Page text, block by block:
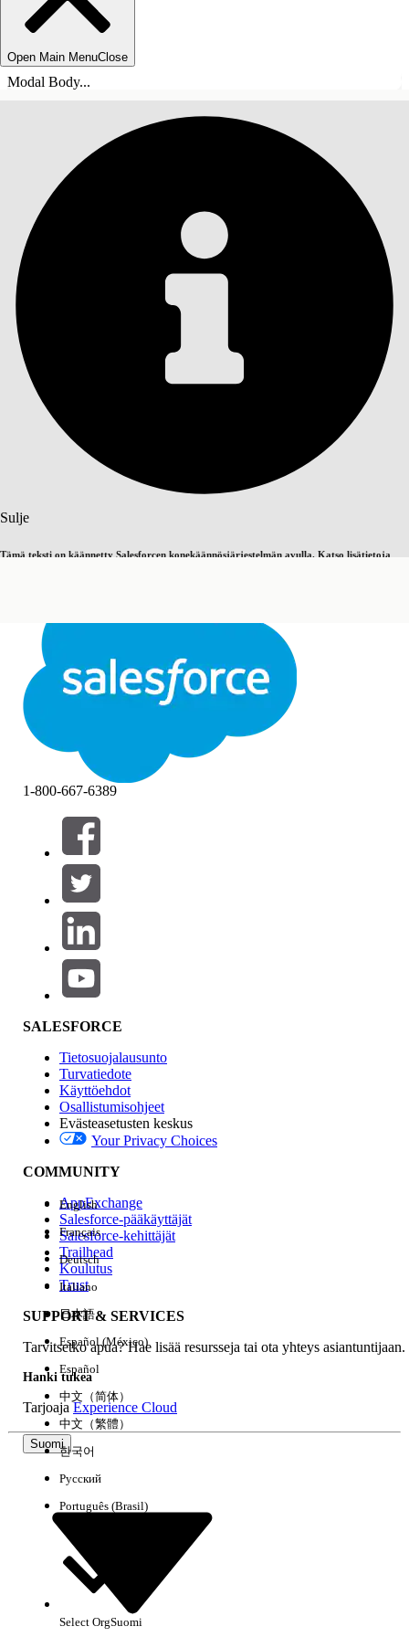
Open Main MenuClose
Modal Body...
Sulje
Tämä teksti on käännetty Salesforcen konekäännösjärjestelmän avulla. Katso lisätietoja
Sulje
SISÄLLYSLUETTELO
Suodattimet (0)
VALITSE SUODATTIMET
Tuotealue
Ominaisuuden vaikutus
Edition
Kokemus
Tyhjennä kaikki Valmis
1-800-667-6389
SALESFORCE
Tietosuojalausunto
Turvatiedote
Käyttöehdot
Osallistumisohjeet
Evästeasetusten keskus
Your Privacy Choices
COMMUNITY
AppExchange
Salesforce-pääkäyttäjät
Salesforce-kehittäjät
Trailhead
Koulutus
Trust
SUPPORT & SERVICES
Tarvitsetko apua? Hae lisää resursseja tai ota yhteys asiantuntijaan.
Hanki tukea
TarjoajaExperience Cloud
Suomi
English
Français
Deutsch
Italiano
日本語
Español (México)
Español
中文（简体）
中文（繁體）
한국어
Русский
Português (Brasil)
Select OrgSuomi